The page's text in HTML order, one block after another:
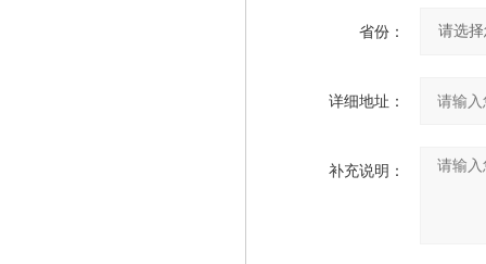
省份：
详细地址：
补充说明：